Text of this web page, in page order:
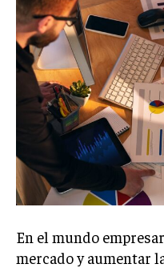
Welcome to Liberty
We have a curated list of
across the globe. With any
toexclusive articlesthat
Your Profile
NEWS LIFESTYLE
En el mundo
mercado y aumentar